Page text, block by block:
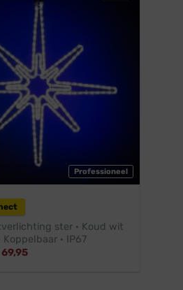
Professioneel
ster · Koud wit
Koppelbaar · IP67
69,95Huidige